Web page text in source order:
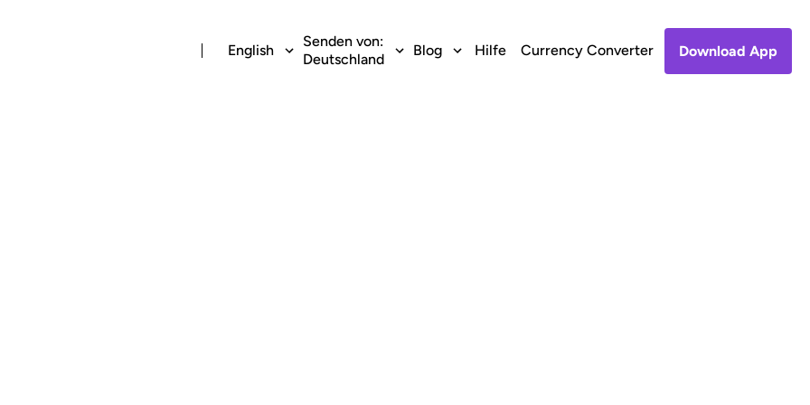
English
Senden von:
Deutschland
Blog Hilfe Currency Converter Download App